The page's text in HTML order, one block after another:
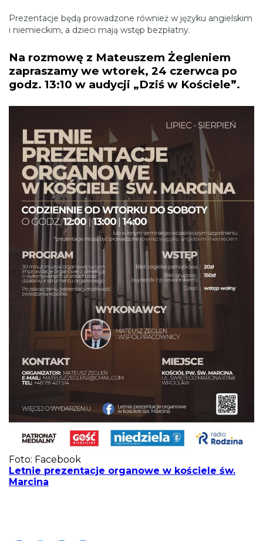
Prezentacje będą prowadzone również w języku angielskim
i niemieckim, a dzieci mają wstęp bezpłatny.
Na rozmowę z Mateuszem Żegleniem
zapraszamy we wtorek, 24 czerwca po
godz. 13:10 w audycji „Dziś w Kościele”.
Foto: Facebook
Letnie prezentacje organowe w kościele św.
Marcina